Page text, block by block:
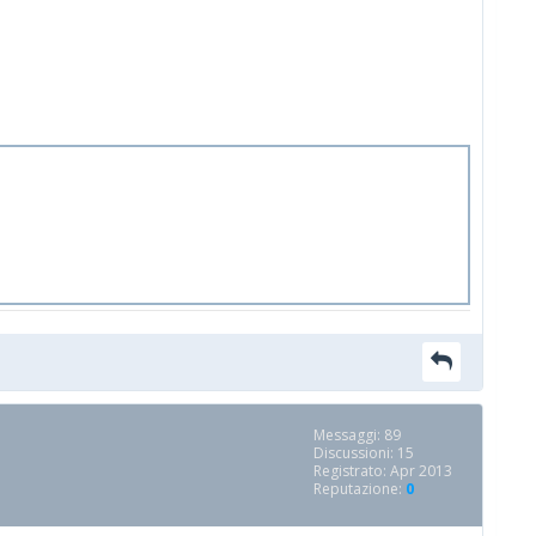
Messaggi: 89
Discussioni: 15
Registrato: Apr 2013
Reputazione: 0